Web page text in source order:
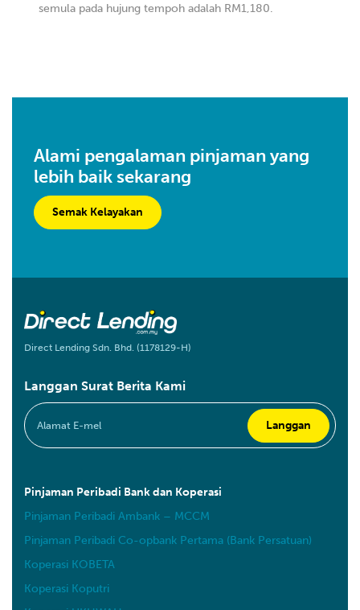
semula pada hujung tempoh adalah RM1,180.
Alami pengalaman pinjaman yang
lebih baik sekarang
Semak Kelayakan
Direct Lending Sdn. Bhd. (1178129-H)
Langgan Surat Berita Kami
Pinjaman Peribadi Bank dan Koperasi
Pinjaman Peribadi Ambank – MCCM
Pinjaman Peribadi Co-opbank Pertama (Bank Persatuan)
Koperasi KOBETA
Koperasi Koputri